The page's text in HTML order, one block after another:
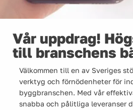
Vår uppdrag!
till branschens
Välkommen till en av Sveriges
verktyg och förnödenheter för
byggbranschen. Med vår
snabba och pålitliga leveranser